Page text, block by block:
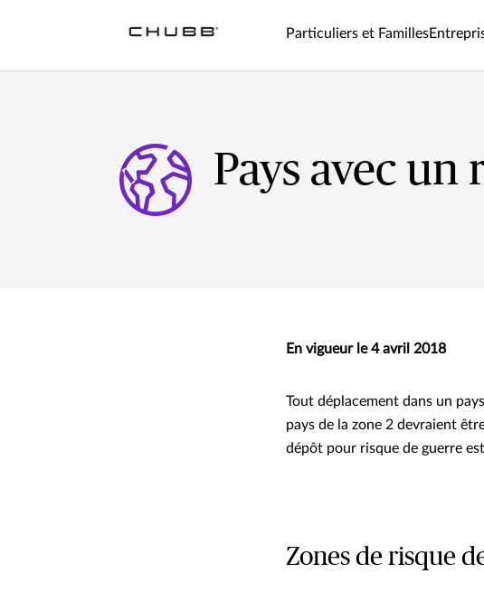
Particuliers et Familles
Pays avec un
En vigueur le 4 avril 2018
Tout déplacement dans un
pays de la zone 2 devraient
dépôt pour risque de guerre
Zones de risque